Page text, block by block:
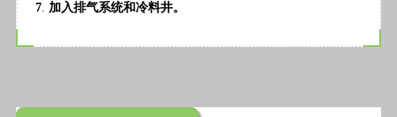
7. 加入排气系统和冷料井。